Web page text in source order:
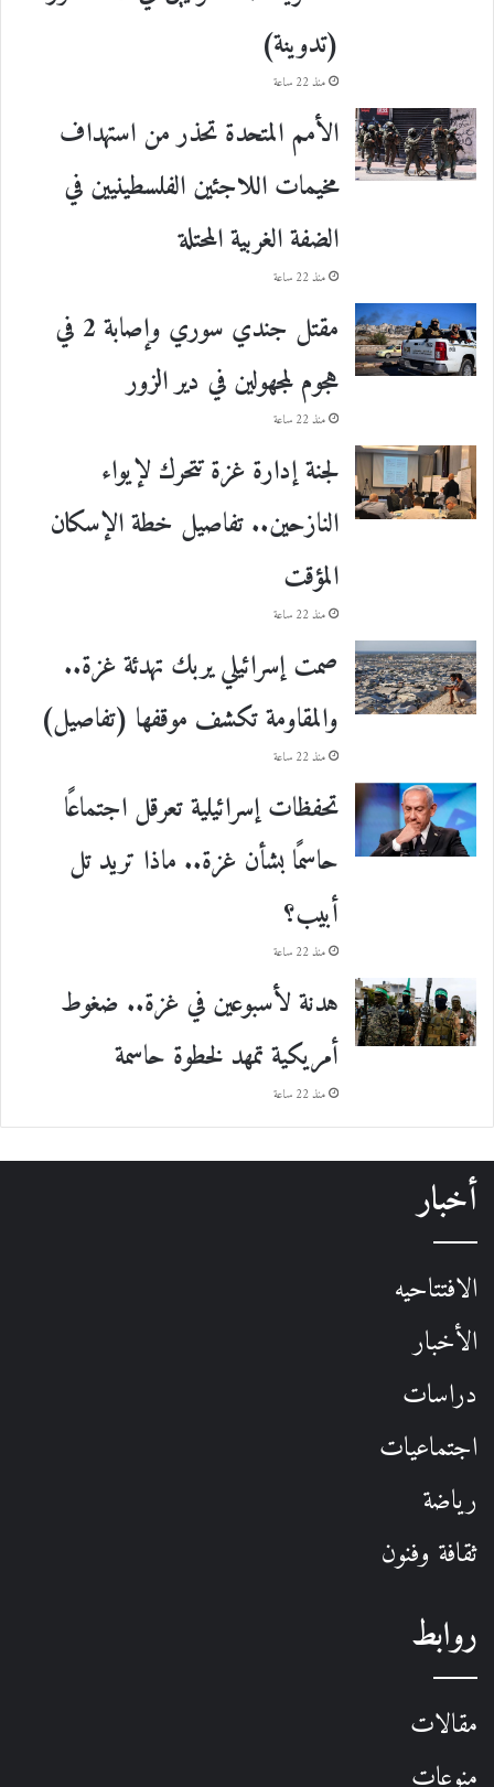
(تدوينة)
منذ 22 ساعة
الأمم المتحدة تحذر من استهداف
مخيمات اللاجئين الفلسطينيين في
الضفة الغربية المحتلة
منذ 22 ساعة
مقتل جندي سوري وإصابة 2 في
هجوم لمجهولين في دير الزور
منذ 22 ساعة
لجنة إدارة غزة تتحرك لإيواء
النازحين.. تفاصيل خطة الإسكان
المؤقت
منذ 22 ساعة
صمت إسرائيلي يربك تهدئة غزة..
والمقاومة تكشف موقفها (تفاصيل)
منذ 22 ساعة
تحفظات إسرائيلية تعرقل اجتماعًا
حاسمًا بشأن غزة.. ماذا تريد تل
أبيب؟
منذ 22 ساعة
هدنة لأسبوعين في غزة.. ضغوط
أمريكية تمهد لخطوة حاسمة
منذ 22 ساعة
أخبار
الافتتاحيه
الأخبار
دراسات
اجتماعيات
رياضة
ثقافة وفنون
روابط
مقالات